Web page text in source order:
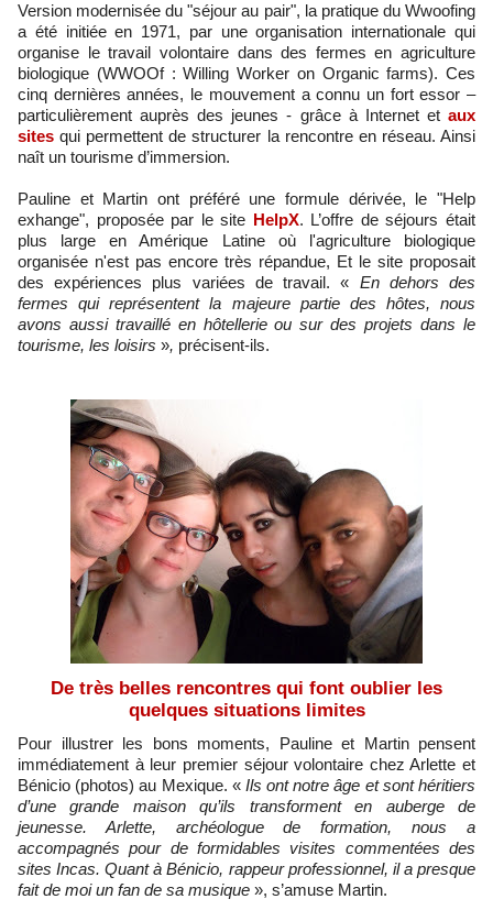
Version modernisée du "séjour au pair", la pratique du Wwoofing
a été initiée en 1971, par une organisation internationale qui
organise le travail volontaire dans des fermes en agriculture
biologique (WWOOf : Willing Worker on Organic farms). Ces
cinq dernières années, le mouvement a connu un fort essor –
particulièrement auprès des jeunes - grâce à Internet et aux
sites qui permettent de structurer la rencontre en réseau. Ainsi
naît un tourisme d’immersion.
Pauline et Martin ont préféré une formule dérivée, le "Help
exhange", proposée par le site HelpX. L’offre de séjours était
plus large en Amérique Latine où l'agriculture biologique
organisée n'est pas encore très répandue, Et le site proposait
des expériences plus variées de travail. « En dehors des
fermes qui représentent la majeure partie des hôtes, nous
avons aussi travaillé en hôtellerie ou sur des projets dans le
tourisme, les loisirs », précisent-ils.
De très belles rencontres qui font oublier les
quelques situations limites
Pour illustrer les bons moments, Pauline et Martin pensent
immédiatement à leur premier séjour volontaire chez Arlette et
Bénicio (photos) au Mexique. « Ils ont notre âge et sont héritiers
d’une grande maison qu’ils transforment en auberge de
jeunesse. Arlette, archéologue de formation, nous a
accompagnés pour de formidables visites commentées des
sites Incas. Quant à Bénicio, rappeur professionnel, il a presque
fait de moi un fan de sa musique », s’amuse Martin.